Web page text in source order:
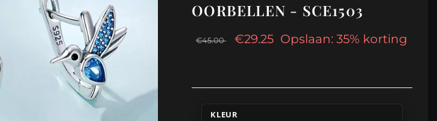
OORBELLEN - SCE1503
€45.00 €29.25 Opslaan: 35% korting
KLEUR